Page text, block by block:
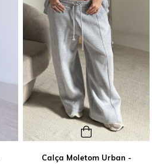
Calça Moletom Urban -